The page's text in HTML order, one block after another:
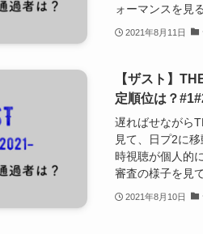
ォーマンスを見
2021年8月11日
【ザスト】
定順位は？
遅ればせながら
見て、日プ2に
時視聴が個人的
審査の様子を見
2021年8月10日